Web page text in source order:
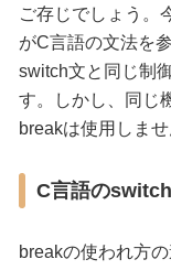
ご存じでしょう。
がC言語の文法を
switch文と同じ制
す。しかし、同じ
breakは使用しませ
C言語の
breakの使われ方